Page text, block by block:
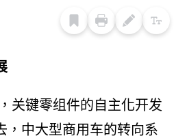
关键零组件的自主化开发
，中大型商用车的转向系